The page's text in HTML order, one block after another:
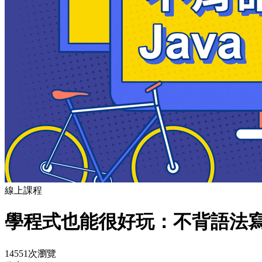
線上課程
學程式也能很好玩：不背語法
14551次瀏覽